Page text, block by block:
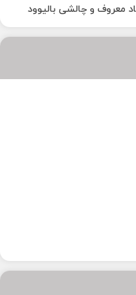
معروف و چالشی بالیوود